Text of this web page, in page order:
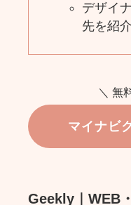
デザイ
先を紹
＼ 無
マイナビ
Geekly｜WEB